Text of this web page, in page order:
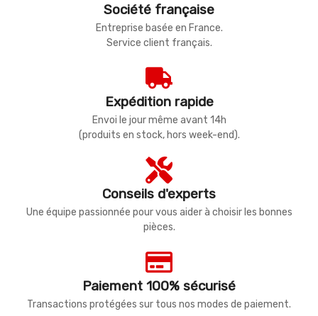
Société française
Entreprise basée en France.
Service client français.
Expédition rapide
Envoi le jour même avant 14h
(produits en stock, hors week-end).
Conseils d'experts
Une équipe passionnée pour vous aider à choisir les bonnes
pièces.
Paiement 100% sécurisé
Transactions protégées sur tous nos modes de paiement.